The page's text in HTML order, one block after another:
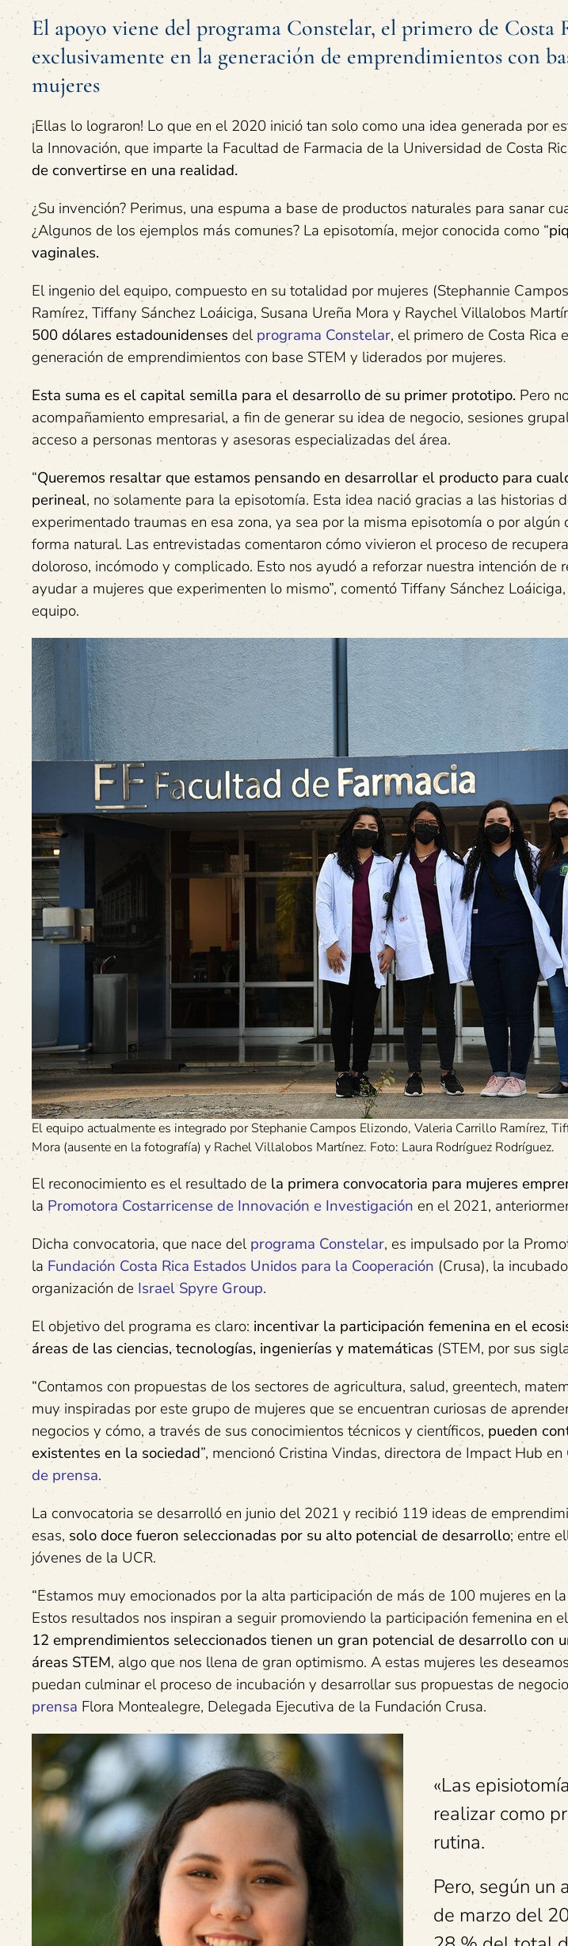
El apoyo viene del programa Constelar, el primero de Costa
exclusivamente en la generación de emprendimientos con
mujeres
¡Ellas lo lograron! Lo que en el 2020 inició tan solo como una idea generada por
la Innovación, que imparte la Facultad de Farmacia de la Universidad de Costa
de convertirse en una realidad.
¿Su invención? Perimus, una espuma a base de productos naturales para sanar
¿Algunos de los ejemplos más comunes? La episotomía, mejor conocida como “
vaginales.
El ingenio del equipo, compuesto en su totalidad por mujeres (Stephannie
Ramírez, Tiffany Sánchez Loáiciga, Susana Ureña Mora y Raychel Villalobos
500dólares estadounidenses delprograma Constelar, el primero de Costa Rica
generación de emprendimientos con base STEM y liderados por mujeres.
Esta suma es elcapital semilla para el desarrollo de su primer prototipo.Pero
acompañamiento empresarial, a fin de generar su idea de negocio, sesiones
acceso a personas mentoras y asesoras especializadas del área.
“Queremos resaltar que estamos pensando en desarrollar el producto para
perineal, no solamente para la episotomía. Esta idea nació gracias a las historias
experimentado traumas en esa zona, ya sea por la misma episotomía o por
forma natural. Las entrevistadas comentaron cómo vivieron el proceso de
doloroso, incómodo y complicado. Esto nos ayudó a reforzar nuestra intención de
ayudar a mujeres que experimenten lo mismo”, comentó Tiffany Sánchez
equipo.
El equipo actualmente es integrado por Stephanie Campos Elizondo, Valeria Carrillo Ramírez,
Mora (ausente en la fotografía) y Rachel Villalobos Martínez. Foto: Laura Rodríguez Rodríguez.
El reconocimiento es el resultado de la primera convocatoria para mujeres
laPromotora Costarricense de Innovación e Investigación en el 2021,
Dicha convocatoria, que nace delprograma Constelar, es impulsado por la
la Fundación Costa Rica Estados Unidos para la Cooperación (Crusa), la
organización de Israel Spyre Group.
El objetivo del programa es claro:incentivar la participación femenina en el
áreas de las ciencias, tecnologías, ingenierías y matemáticas (STEM, por sus
“Contamos con propuestas de los sectores de agricultura, salud, greentech,
muy inspiradas por este grupo de mujeres que se encuentran curiosas de
negocios y cómo, a través de sus conocimientos técnicos y científicos, pueden
existentes en la sociedad”, mencionó Cristina Vindas, directora de Impact Hub en
de prensa.
La convocatoria se desarrolló en junio del 2021 y recibió 119 ideas de
esas, solo doce fueron seleccionadas por su alto potencial de desarrollo; entre
jóvenes de la UCR.
“Estamos muy emocionados por la alta participación de más de 100 mujeres en
Estos resultados nos inspiran a seguir promoviendo la participación femenina en
12 emprendimientos seleccionados tienen un gran potencial de desarrollo con
áreas STEM, algo que nos llena de gran optimismo. A estas mujeres les
puedan culminar el proceso de incubación y desarrollar sus propuestas de
prensa Flora Montealegre, Delegada Ejecutiva de la Fundación Crusa.
«Las
realizar como
rutina.
Pero, según un
de marzo del